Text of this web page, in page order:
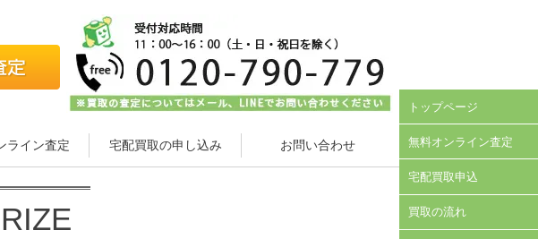
ライン査定 宅配買取の申し込み お問い合わせ
トップページ
無料オンライン査定
宅配買取申込
買取の流れ